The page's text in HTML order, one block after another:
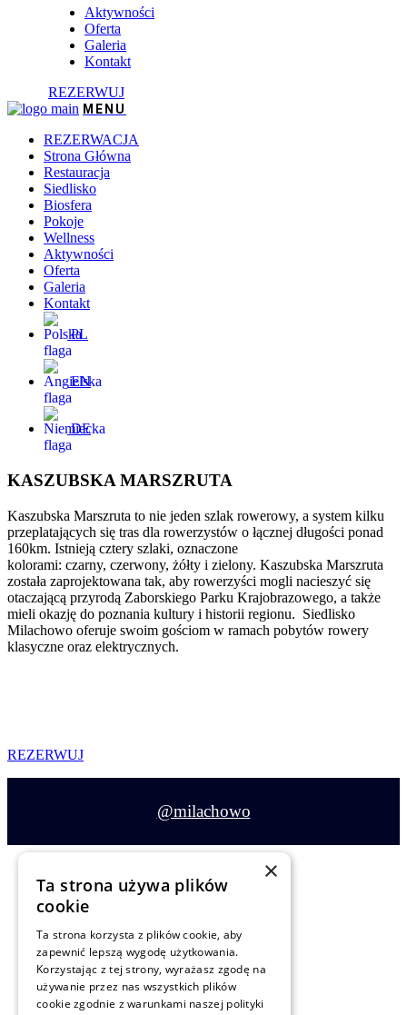
Aktywności
Oferta
Galeria
Kontakt
REZERWUJ
REZERWACJA
Strona Główna
Restauracja
Siedlisko
Biosfera
Pokoje
Wellness
Aktywności
Oferta
Galeria
Kontakt
PL
EN
DE
KASZUBSKA MARSZRUTA
Kaszubska Marszruta to nie jeden szlak rowerowy, a system kilku
przeplatających się tras dla rowerzystów o łącznej długości ponad
160km. Istnieją cztery szlaki, oznaczone
kolorami: czarny, czerwony, żółty i zielony. Kaszubska Marszruta
została zaprojektowana tak, aby rowerzyści mogli nacieszyć się
otaczającą przyrodą Zaborskiego Parku Krajobrazowego, a także
mieli okazję do poznania kultury i historii regionu. Siedlisko
Milachowo oferuje swoim gościom w ramach pobytów rowery
klasyczne oraz elektrycznych.
REZERWUJ
@milachowo
Siedlisko Milachowo
Rolbik 22H
89-634 Rolbik
×
Ta strona używa plików
cookie
Ta strona korzysta z plików cookie, aby
zapewnić lepszą wygodę użytkowania.
Korzystając z tej strony, wyrażasz zgodę na
używanie przez nas wszystkich plików
cookie zgodnie z warunkami naszej polityki